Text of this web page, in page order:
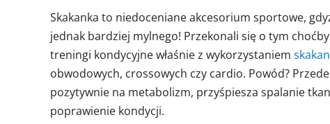
Skakanka to niedoceniane akcesorium sportowe,
jednak bardziej mylnego! Przekonali się o tym
treningi kondycyjne właśnie z wykorzystaniem
obwodowych, crossowych czy cardio. Powód?
pozytywnie na metabolizm, przyśpiesza spalanie
poprawienie kondycji.